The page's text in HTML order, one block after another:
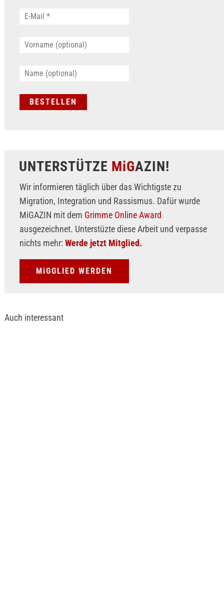
UNTERSTÜTZE MiGAZIN!
Wir informieren täglich über das Wichtigste zu
Migration, Integration und Rassismus. Dafür wurde
MiGAZIN mit dem Grimme Online Award
ausgezeichnet. Unterstüzte diese Arbeit und verpasse
nichts mehr: Werde jetzt Mitglied.
MiGGLIED WERDEN
Auch interessant